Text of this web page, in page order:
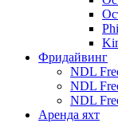
Фридайвинг
NDL
NDL
NDL
Аренда яхт